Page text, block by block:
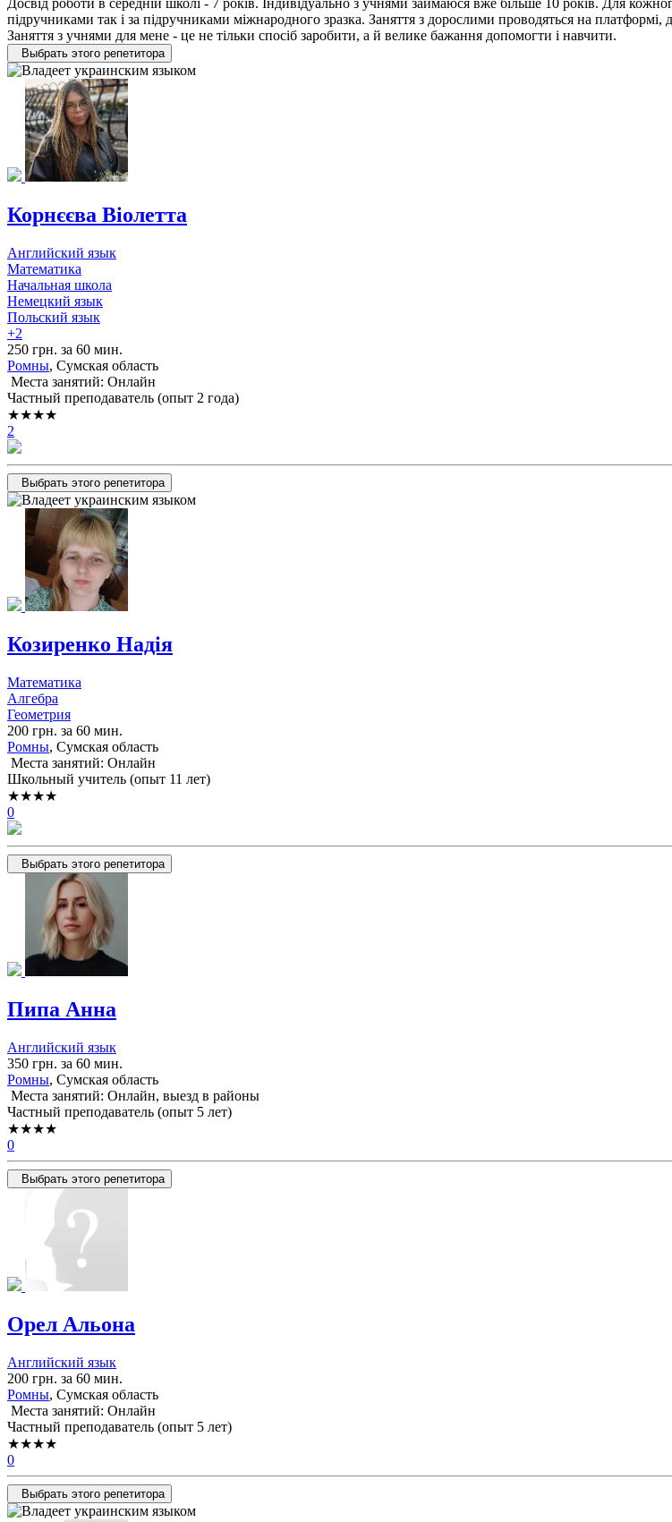
Досвід роботи в середній школі - 7 років. Індивідуально з учнями займаюся вже більше 10 років. Для
підручниками так і за підручниками міжнародного зразка. Заняття з дорослими проводяться на
Заняття з учнями для мене - це не тільки спосіб заробити, а й велике бажання допомогти і навчити.
Выбрать этого репетитора
Корнєєва Віолетта
Английский язык
Математика
Начальная школа
Немецкий язык
Польский язык
+2
250 грн. за 60 мин.
Ромны, Сумская область
Места занятий: Онлайн
Частный преподаватель (опыт 2 года)
★★★★
2
Выбрать этого репетитора
Козиренко Надія
Математика
Алгебра
Геометрия
200 грн. за 60 мин.
Ромны, Сумская область
Места занятий: Онлайн
Школьный учитель (опыт 11 лет)
★★★★
0
Выбрать этого репетитора
Пипа Анна
Английский язык
350 грн. за 60 мин.
Ромны, Сумская область
Места занятий: Онлайн, выезд в районы
Частный преподаватель (опыт 5 лет)
★★★★
0
Выбрать этого репетитора
Орел Альона
Английский язык
200 грн. за 60 мин.
Ромны, Сумская область
Места занятий: Онлайн
Частный преподаватель (опыт 5 лет)
★★★★
0
Выбрать этого репетитора